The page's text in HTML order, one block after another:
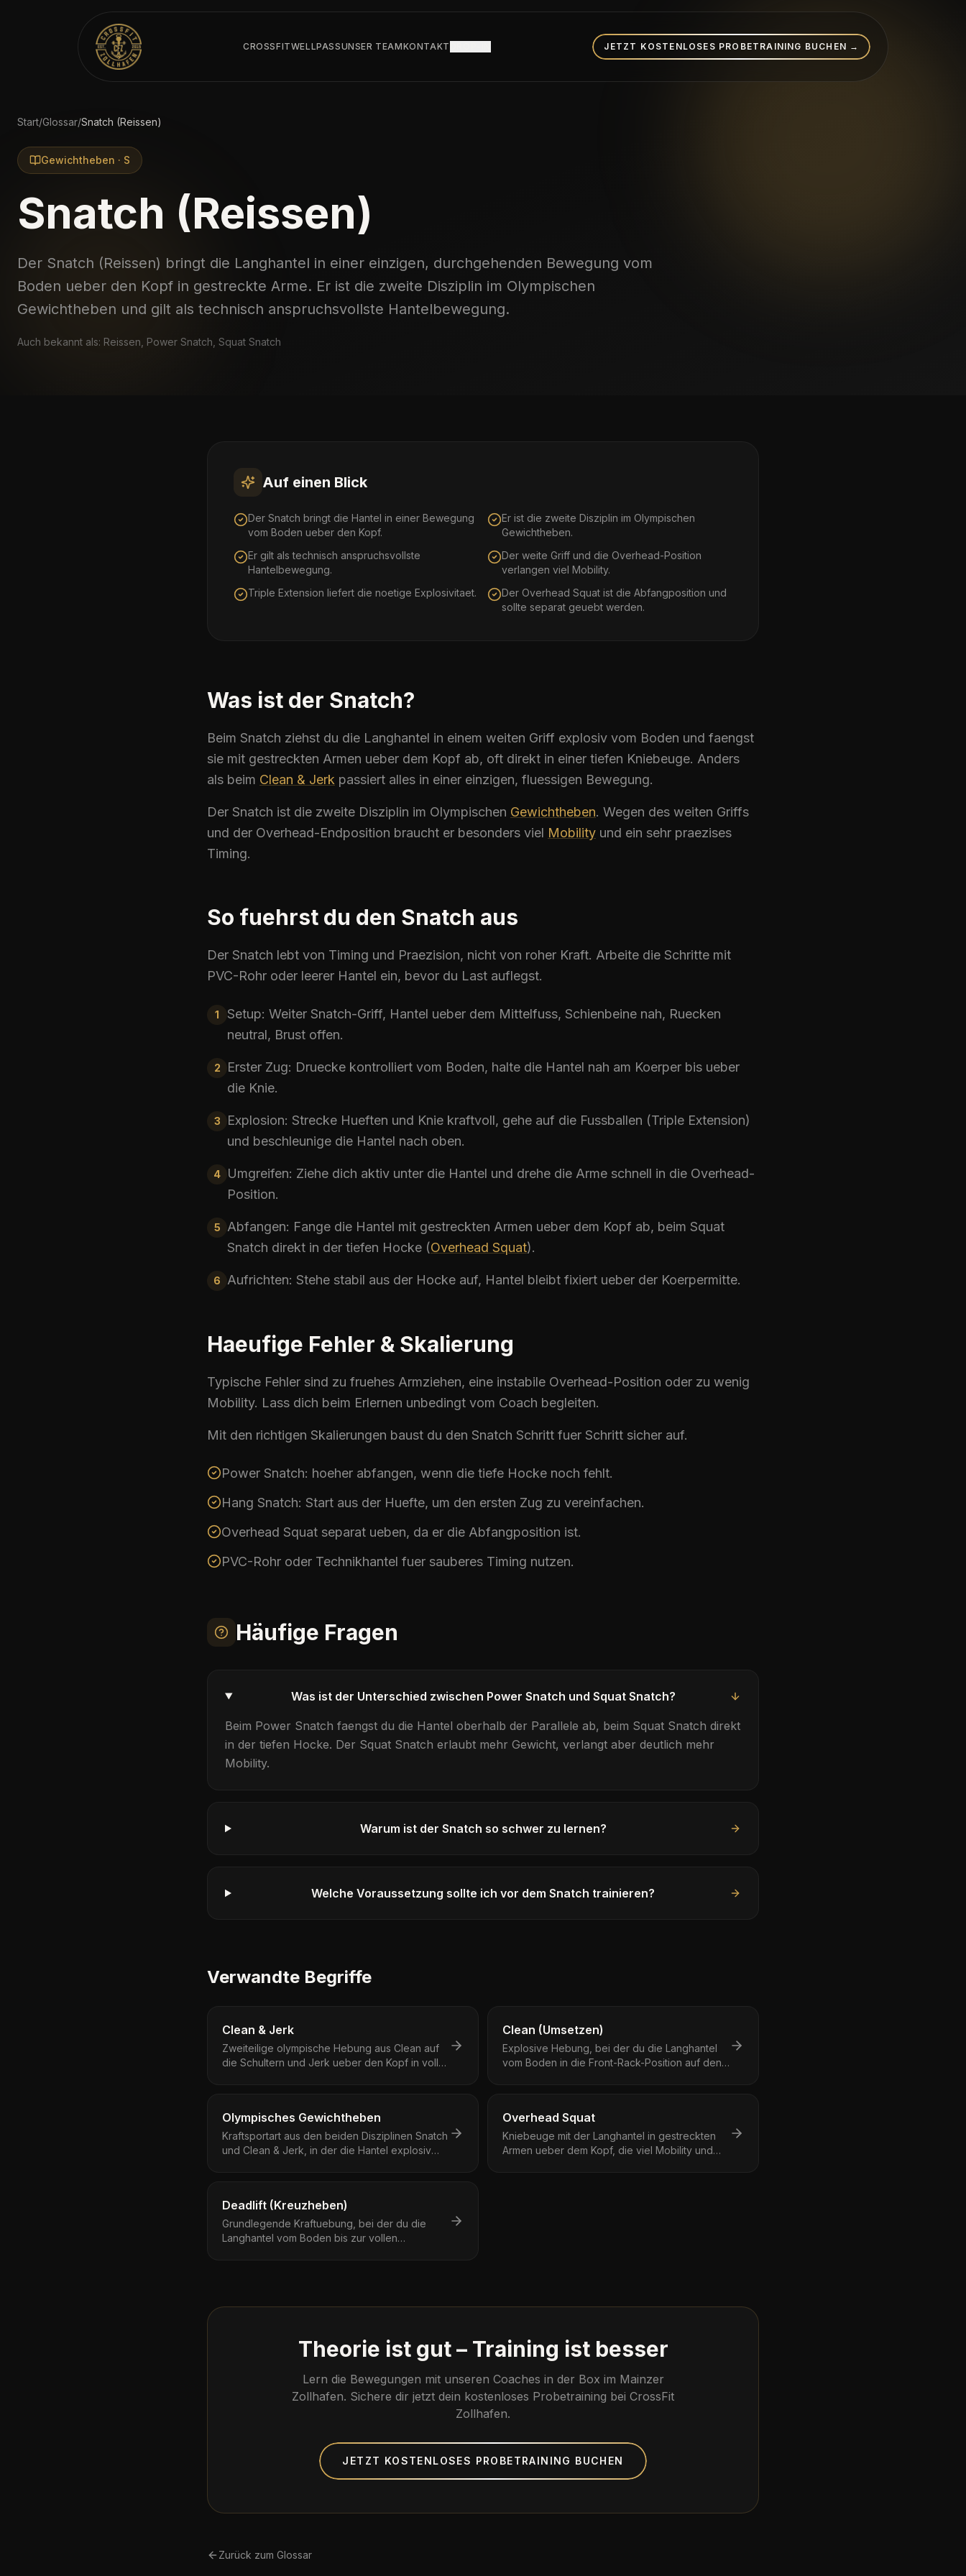
CROSSFITWELLPASSUNSER TEAMKONTAKT JETZT KOSTENLOSES PROBETRAINING BUCHEN →
Start/Glossar/Snatch (Reissen)
Gewichtheben · S
Snatch (Reissen)
Der Snatch (Reissen) bringt die Langhantel in einer einzigen, durchgehenden Bewegung vom
Boden ueber den Kopf in gestreckte Arme. Er ist die zweite Disziplin im Olympischen
Gewichtheben und gilt als technisch anspruchsvollste Hantelbewegung.
Auch bekannt als: Reissen, Power Snatch, Squat Snatch
Auf einen Blick
Der Snatch bringt die Hantel in einer Bewegung
vom Boden ueber den Kopf.
Er ist die zweite Disziplin im Olympischen
Gewichtheben.
Er gilt als technisch anspruchsvollste
Hantelbewegung.
Der weite Griff und die Overhead-Position
verlangen viel Mobility.
Triple Extension liefert die noetige Explosivitaet.
Der Overhead Squat ist die Abfangposition und
sollte separat geuebt werden.
Was ist der Snatch?
Beim Snatch ziehst du die Langhantel in einem weiten Griff explosiv vom Boden und faengst
sie mit gestreckten Armen ueber dem Kopf ab, oft direkt in einer tiefen Kniebeuge. Anders
als beim Clean & Jerk passiert alles in einer einzigen, fluessigen Bewegung.
Der Snatch ist die zweite Disziplin im Olympischen Gewichtheben. Wegen des weiten Griffs
und der Overhead-Endposition braucht er besonders viel Mobility und ein sehr praezises
Timing.
So fuehrst du den Snatch aus
Der Snatch lebt von Timing und Praezision, nicht von roher Kraft. Arbeite die Schritte mit
PVC-Rohr oder leerer Hantel ein, bevor du Last auflegst.
1 Setup: Weiter Snatch-Griff, Hantel ueber dem Mittelfuss, Schienbeine nah, Ruecken
neutral, Brust offen.
2
Erster Zug: Druecke kontrolliert vom Boden, halte die Hantel nah am Koerper bis ueber
die Knie.
3
Explosion: Strecke Hueften und Knie kraftvoll, gehe auf die Fussballen (Triple Extension)
und beschleunige die Hantel nach oben.
4
Umgreifen: Ziehe dich aktiv unter die Hantel und drehe die Arme schnell in die Overhead-
Position.
5 Abfangen: Fange die Hantel mit gestreckten Armen ueber dem Kopf ab, beim Squat
Snatch direkt in der tiefen Hocke (Overhead Squat).
6 Aufrichten: Stehe stabil aus der Hocke auf, Hantel bleibt fixiert ueber der Koerpermitte.
Haeufige Fehler & Skalierung
Typische Fehler sind zu fruehes Armziehen, eine instabile Overhead-Position oder zu wenig
Mobility. Lass dich beim Erlernen unbedingt vom Coach begleiten.
Mit den richtigen Skalierungen baust du den Snatch Schritt fuer Schritt sicher auf.
Power Snatch: hoeher abfangen, wenn die tiefe Hocke noch fehlt.
Hang Snatch: Start aus der Huefte, um den ersten Zug zu vereinfachen.
Overhead Squat separat ueben, da er die Abfangposition ist.
PVC-Rohr oder Technikhantel fuer sauberes Timing nutzen.
Häufige Fragen
Was ist der Unterschied zwischen Power Snatch und Squat Snatch?
Beim Power Snatch faengst du die Hantel oberhalb der Parallele ab, beim Squat Snatch direkt
in der tiefen Hocke. Der Squat Snatch erlaubt mehr Gewicht, verlangt aber deutlich mehr
Mobility.
Warum ist der Snatch so schwer zu lernen?
Welche Voraussetzung sollte ich vor dem Snatch trainieren?
Verwandte Begriffe
Clean & Jerk
Zweiteilige olympische Hebung aus Clean auf
die Schultern und Jerk ueber den Kopf in voller
Clean (Umsetzen)
Explosive Hebung, bei der du die Langhantel
vom Boden in die Front-Rack-Position auf den
Olympisches Gewichtheben
Kraftsportart aus den beiden Disziplinen Snatch
und Clean & Jerk, in der die Hantel explosiv
Overhead Squat
Kniebeuge mit der Langhantel in gestreckten
Armen ueber dem Kopf, die viel Mobility und
Deadlift (Kreuzheben)
Grundlegende Kraftuebung, bei der du die
Langhantel vom Boden bis zur vollen
Theorie ist gut – Training ist besser
Lern die Bewegungen mit unseren Coaches in der Box im Mainzer
Zollhafen. Sichere dir jetzt dein kostenloses Probetraining bei CrossFit
Zollhafen.
JETZT KOSTENLOSES PROBETRAINING BUCHEN
Zurück zum Glossar